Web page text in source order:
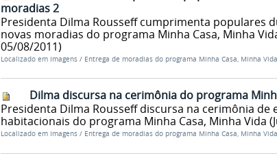
moradias 2
Presidenta Dilma Rousseff cumprimenta populares
novas moradias do programa Minha Casa, Minha
05/08/2011)
Localizado em Imagens / Entrega de moradias do programa Minha Casa, Minha Vida
Dilma discursa na cerimônia do programa
Presidenta Dilma Rousseff discursa na cerimônia de
habitacionais do programa Minha Casa, Minha Vida
Localizado em Imagens / Entrega de moradias do programa Minha Casa, Minha Vida